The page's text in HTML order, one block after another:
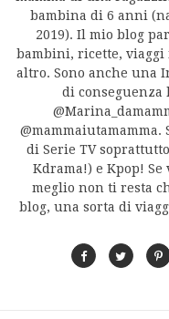
bambina di 6 anni
2019). Il mio blog
bambini, ricette, viaggi
altro. Sono anche una
di conseguenza
@mammaiutamamma.
di Serie TV
Kdrama!) e Kpop!
meglio non ti resta
blog, una sorta di
F
T